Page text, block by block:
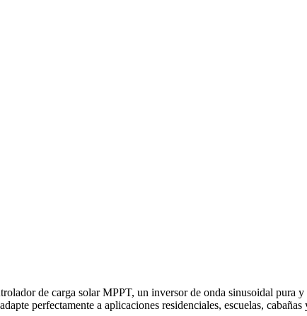
de carga solar MPPT, un inversor de onda sinusoidal pura
perfectamente a aplicaciones residenciales, escuelas,